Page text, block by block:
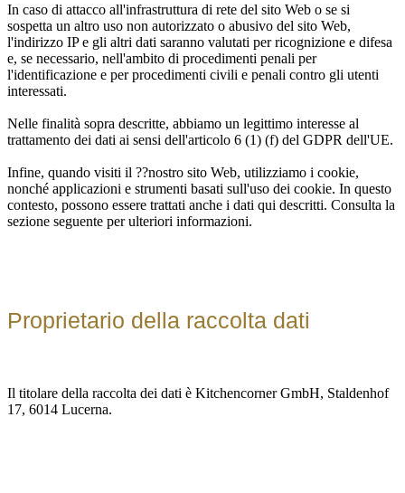
In caso di attacco all'infrastruttura di rete del sito Web o se si
sospetta un altro uso non autorizzato o abusivo del sito Web,
l'indirizzo IP e gli altri dati saranno valutati per ricognizione e difesa
e, se necessario, nell'ambito di procedimenti penali per
l'identificazione e per procedimenti civili e penali contro gli utenti
interessati.
Nelle finalità sopra descritte, abbiamo un legittimo interesse al
trattamento dei dati ai sensi dell'articolo 6 (1) (f) del GDPR dell'UE.
Infine, quando visiti il ??nostro sito Web, utilizziamo i cookie,
nonché applicazioni e strumenti basati sull'uso dei cookie. In questo
contesto, possono essere trattati anche i dati qui descritti. Consulta la
sezione seguente per ulteriori informazioni.
Proprietario della raccolta dati
Il titolare della raccolta dei dati è Kitchencorner GmbH, Staldenhof
17, 6014 Lucerna.